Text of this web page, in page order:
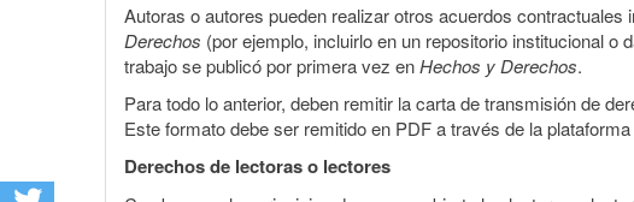
Autoras o autores pueden realizar otros acuerdos
Derechos (por ejemplo, incluirlo en un repositorio institucional
trabajo se publicó por primera vez enHechos y Derechos.
Para todo lo anterior, deben remitir la carta de transmisión de
Este formato debe ser remitido en PDF a través de la
Derechos de lectoras o lectores